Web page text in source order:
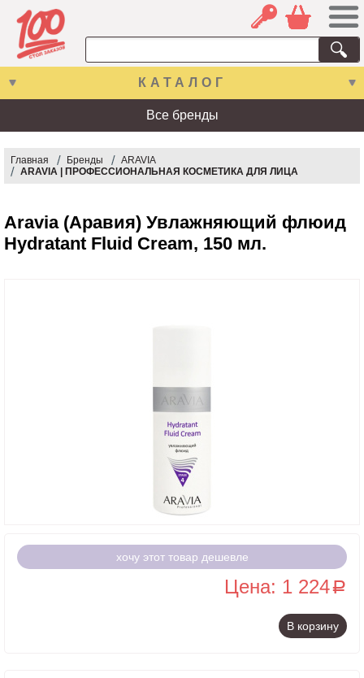
КАТАЛОГ
Все бренды
Главная Бренды
ARAVIA
ARAVIA | ПРОФЕССИОНАЛЬНАЯ КОСМЕТИКА ДЛЯ ЛИЦА
Aravia (Аравия) Увлажняющий флюид
Hydratant Fluid Cream, 150 мл.
хочу этот товар дешевле
Цена: 1 224a
В корзину